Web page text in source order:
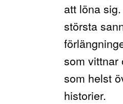
att löna
största
som vittnar
som helst
historier.